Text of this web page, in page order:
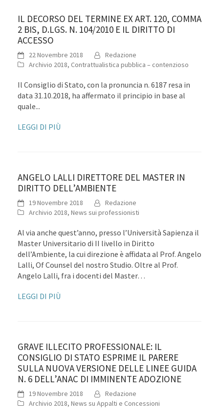
IL DECORSO DEL TERMINE EX ART. 120, COMMA
2 BIS, D.LGS. N. 104/2010 E IL DIRITTO DI
ACCESSO
22 Novembre 2018
Redazione
Archivio 2018, Contrattualistica pubblica – contenzioso
Il Consiglio di Stato, con la pronuncia n. 6187 resa in
data 31.10.2018, ha affermato il principio in base al
quale...
LEGGI DI PIÙ
ANGELO LALLI DIRETTORE DEL MASTER IN
DIRITTO DELL’AMBIENTE
19 Novembre 2018
Redazione
Archivio 2018, News sui professionisti
Al via anche quest’anno, presso l’Università Sapienza il
Master Universitario di II livello in Diritto
dell’Ambiente, la cui direzione è affidata al Prof. Angelo
Lalli, Of Counsel del nostro Studio. Oltre al Prof.
Angelo Lalli, fra i docenti del Master…
LEGGI DI PIÙ
GRAVE ILLECITO PROFESSIONALE: IL
CONSIGLIO DI STATO ESPRIME IL PARERE
SULLA NUOVA VERSIONE DELLE LINEE GUIDA
N. 6 DELL’ANAC DI IMMINENTE ADOZIONE
19 Novembre 2018
Redazione
Archivio 2018, News su Appalti e Concessioni